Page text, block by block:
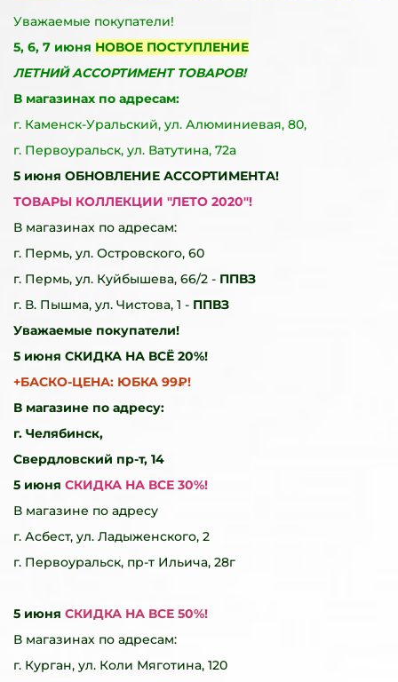
Уважаемые покупатели!
5, 6, 7 июня НОВОЕ ПОСТУПЛЕНИЕ
ЛЕТНИЙ АССОРТИМЕНТ ТОВАРОВ!
В магазинах по адресам:
г. Каменск-Уральский, ул. Алюминиевая, 80,
г. Первоуральск, ул. Ватутина, 72а
5 июня ОБНОВЛЕНИЕ АССОРТИМЕНТА!
ТОВАРЫ КОЛЛЕКЦИИ "ЛЕТО 2020"!
В магазинах по адресам:
г. Пермь, ул. Островского, 60
г. Пермь, ул. Куйбышева, 66/2 - ППВЗ
г. В. Пышма, ул. Чистова, 1 - ППВЗ
Уважаемые покупатели!
5 июня СКИДКА НА ВСЁ 20%!
+БАСКО-ЦЕНА: ЮБКА 99₽!
В магазине по адресу:
г. Челябинск,
Свердловский пр-т, 14
5 июня СКИДКА НА ВСЕ 30%!
В магазине по адресу
г. Асбест, ул. Ладыженского, 2
г. Первоуральск, пр-т Ильича, 28г
5 июня СКИДКА НА ВСЕ 50%!
В магазинах по адресам:
г. Курган, ул. Коли Мяготина, 120